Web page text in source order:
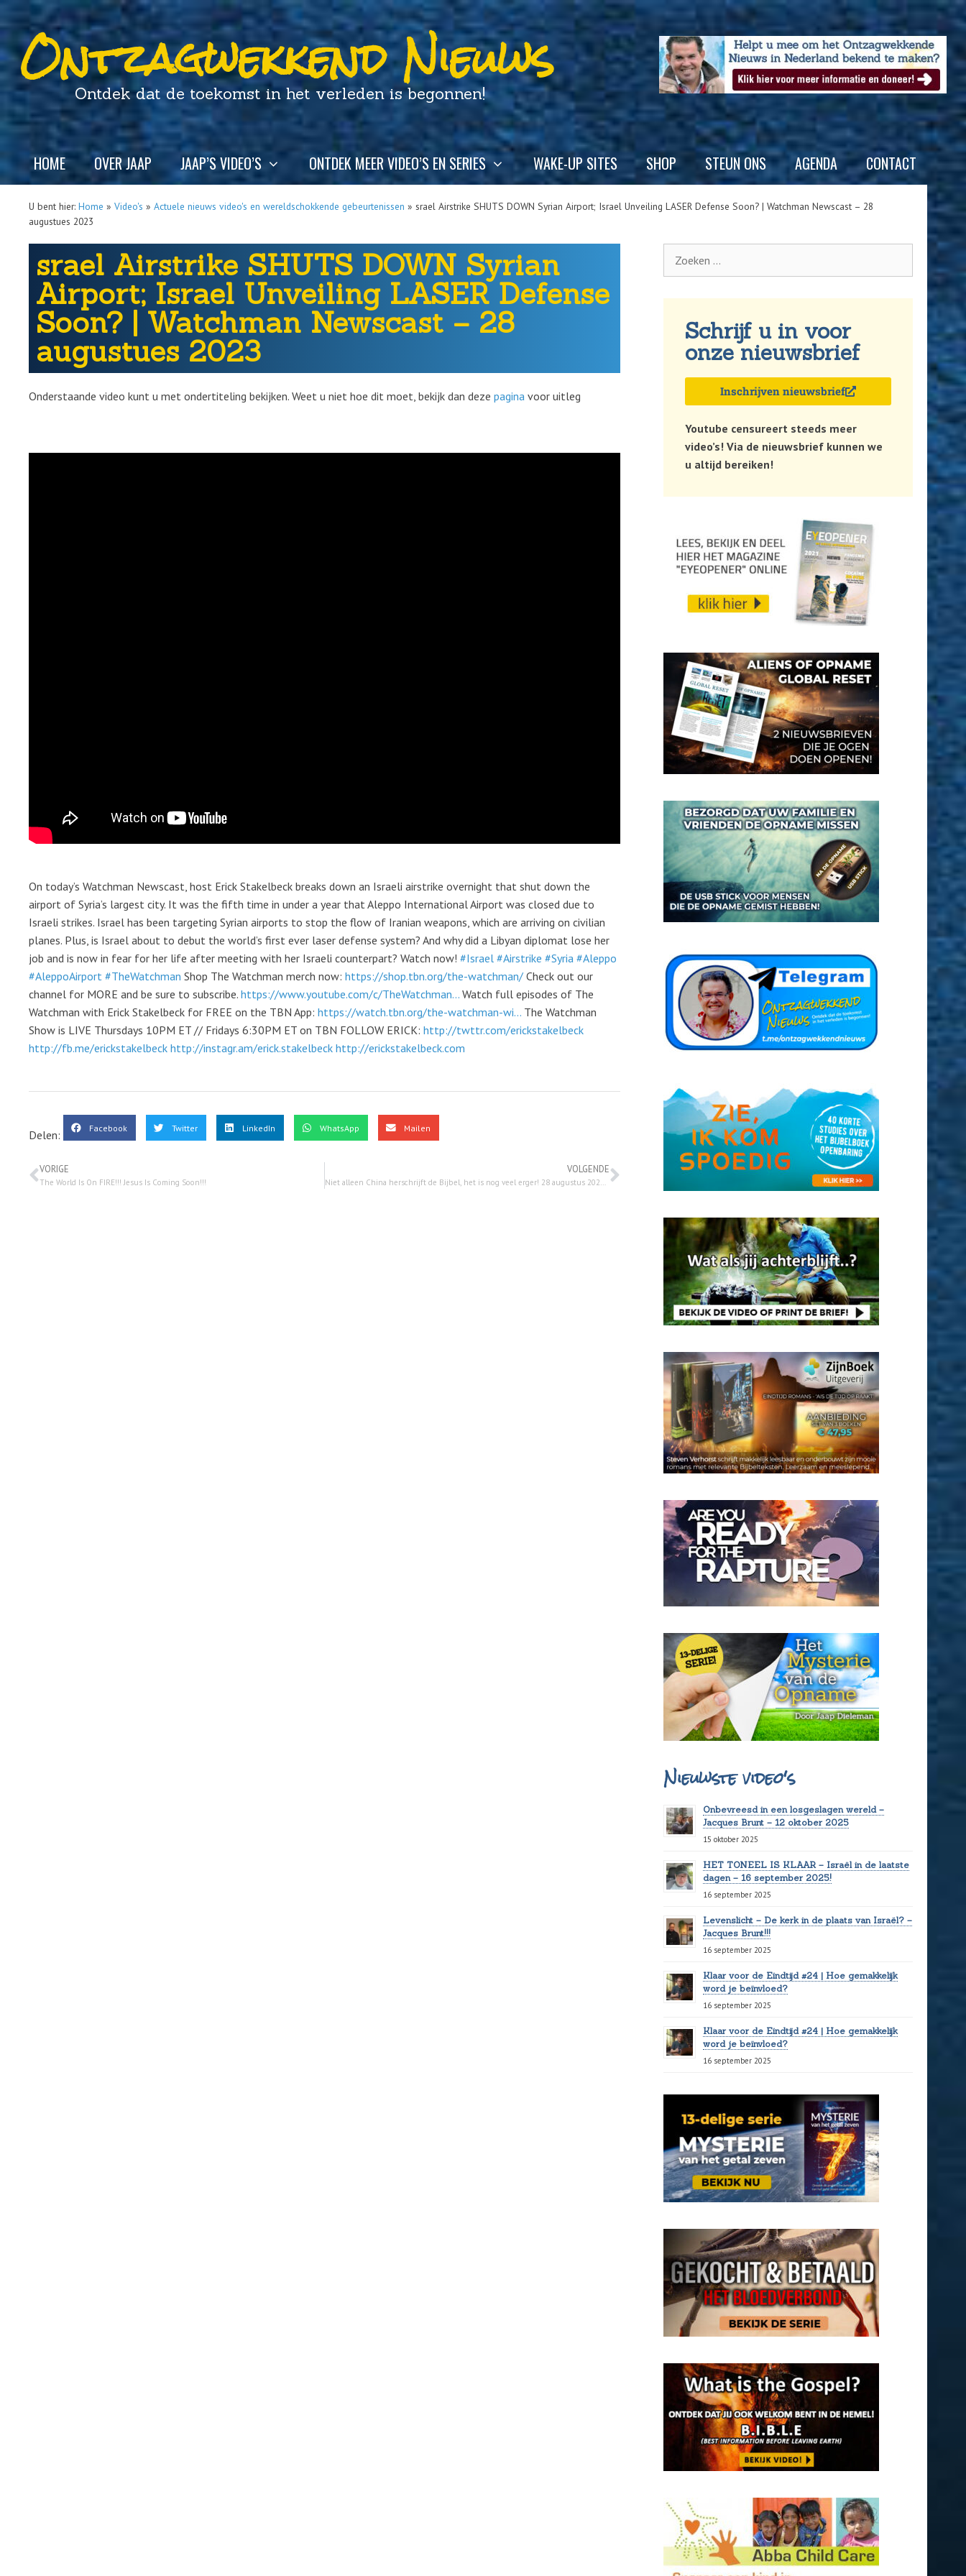
Ontzagwekkend Nieuws
Ontdek dat de toekomst in het verleden is begonnen!
HOME OVER JAAP JAAP’S VIDEO’S ONTDEK MEER VIDEO’S EN SERIES WAKE-UP SITES SHOP STEUN ONS AGENDA CONTACT
U bent hier: Home » Video's » Actuele nieuws video's en wereldschokkende gebeurtenissen » srael Airstrike SHUTS DOWN Syrian Airport; Israel Unveiling LASER Defense Soon? | Watchman Newscast – 28
augustues 2023
srael Airstrike SHUTS DOWN Syrian
Airport; Israel Unveiling LASER Defense
Soon? | Watchman Newscast – 28
augustues 2023
Onderstaande video kunt u met ondertiteling bekijken. Weet u niet hoe dit moet, bekijk dan deze pagina voor uitleg
On today’s Watchman Newscast, host Erick Stakelbeck breaks down an Israeli airstrike overnight that shut down the
airport of Syria’s largest city. It was the fifth time in under a year that Aleppo International Airport was closed due to
Israeli strikes. Israel has been targeting Syrian airports to stop the flow of Iranian weapons, which are arriving on civilian
planes. Plus, is Israel about to debut the world’s first ever laser defense system? And why did a Libyan diplomat lose her
job and is now in fear for her life after meeting with her Israeli counterpart? Watch now! #Israel #Airstrike #Syria #Aleppo
#AleppoAirport #TheWatchman Shop The Watchman merch now: https://shop.tbn.org/the-watchman/ Check out our
channel for MORE and be sure to subscribe. https://www.youtube.com/c/TheWatchman... Watch full episodes of The
Watchman with Erick Stakelbeck for FREE on the TBN App: https://watch.tbn.org/the-watchman-wi... The Watchman
Show is LIVE Thursdays 10PM ET // Fridays 6:30PM ET on TBN FOLLOW ERICK: http://twttr.com/erickstakelbeck
http://fb.me/erickstakelbeck http://instagr.am/erick.stakelbeck http://erickstakelbeck.com
Delen: Facebook Twitter LinkedIn WhatsApp Mailen
VORIGE
The World Is On FIRE!!! Jesus Is Coming Soon!!!
VOLGENDE
Niet alleen China herschrijft de Bijbel, het is nog veel erger! 28 augustus 2023 – Nederlands ondertiteld.
Schrijf u in voor
onze nieuwsbrief
Inschrijven nieuwsbrief
Youtube censureert steeds meer
video’s! Via de nieuwsbrief kunnen we
u altijd bereiken!
Nieuwste video's
Onbevreesd in een losgeslagen wereld –
Jacques Brunt – 12 oktober 2025
15 oktober 2025
HET TONEEL IS KLAAR – Israël in de laatste
dagen – 16 september 2025!
16 september 2025
Levenslicht – De kerk in de plaats van Israël? –
Jacques Brunt!!!
16 september 2025
Klaar voor de Eindtijd #24 | Hoe gemakkelijk
word je beïnvloed?
16 september 2025
Klaar voor de Eindtijd #24 | Hoe gemakkelijk
word je beïnvloed?
16 september 2025